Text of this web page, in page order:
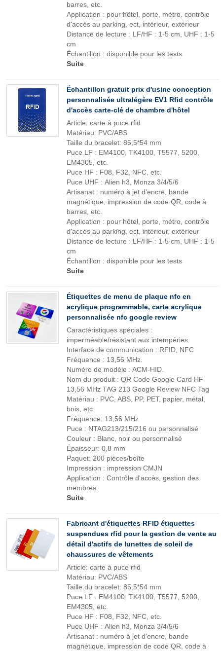
barres, etc.
Application : pour hôtel, porte, métro, contrôle
d'accès au parking, ect, intérieur, extérieur
Distance de lecture : LF/HF : 1-5 cm, UHF : 1-5
cm
Échantillon : disponible pour les tests
Suite
Échantillon gratuit prix d'usine conception
personnalisée ultralégère EV1 Rfid contrôle
d'accès carte-clé de chambre d'hôtel
Article: carte à puce rfid
Matériau: PVC/ABS
Taille du bracelet: 85,5*54 mm
Puce LF : EM4100, TK4100, T5577, 5200,
EM4305, etc.
Puce HF : F08, F32, NFC, etc.
Puce UHF : Alien h3, Monza 3/4/5/6
Artisanat : numéro à jet d'encre, bande
magnétique, impression de code QR, code à
barres, etc.
Application : pour hôtel, porte, métro, contrôle
d'accès au parking, ect, intérieur, extérieur
Distance de lecture : LF/HF : 1-5 cm, UHF : 1-5
cm
Échantillon : disponible pour les tests
Suite
Étiquettes de menu de plaque nfc en
acrylique programmable, carte acrylique
personnalisée nfc google review
Caractéristiques spéciales :
imperméable/résistant aux intempéries.
Interface de communication : RFID, NFC
Fréquence : 13,56 MHz.
Numéro de modèle : ACM-HID.
Nom du produit : QR Code Google Card HF
13,56 MHz TAG 213 Google Review NFC Tag
Matériau : PVC, ABS, PP, PET, papier, métal,
bois, etc.
Fréquence: 13,56 MHz
Puce : NTAG213/215/216 ou personnalisé
Couleur : Blanc, noir ou personnalisé
Épaisseur: 0,8 mm
Paquet: 200 pièces/boîte
Impression : impression CMJN
Application : Contrôle d'accès, gestion des
membres
Suite
Fabricant d'étiquettes RFID étiquettes
suspendues rfid pour la gestion de vente au
détail d'actifs de lunettes de soleil de
chaussures de vêtements
Article: carte à puce rfid
Matériau: PVC/ABS
Taille du bracelet: 85,5*54 mm
Puce LF : EM4100, TK4100, T5577, 5200,
EM4305, etc.
Puce HF : F08, F32, NFC, etc.
Puce UHF : Alien h3, Monza 3/4/5/6
Artisanat : numéro à jet d'encre, bande
magnétique, impression de code QR, code à